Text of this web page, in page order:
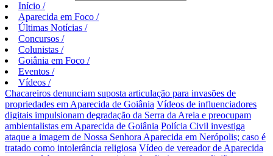
Início /
Aparecida em Foco /
Últimas Notícias /
Concursos /
Colunistas /
Goiânia em Foco /
Eventos /
Vídeos /
Chacareiros denunciam suposta articulação para invasões de
propriedades em Aparecida de Goiânia Vídeos de influenciadores
digitais impulsionam degradação da Serra da Areia e preocupam
ambientalistas em Aparecida de Goiânia Polícia Civil investiga
ataque a imagem de Nossa Senhora Aparecida em Nerópolis; caso é
tratado como intolerância religiosa Vídeo de vereador de Aparecida